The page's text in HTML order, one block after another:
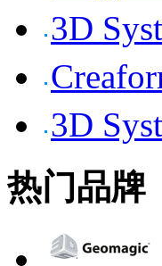
3D
3D
热门品牌